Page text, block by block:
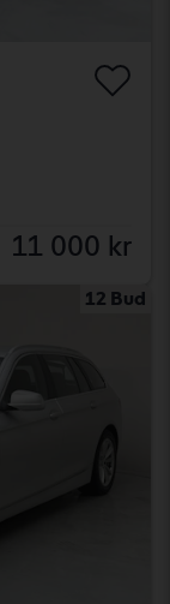
11 000 kr
12 Bud